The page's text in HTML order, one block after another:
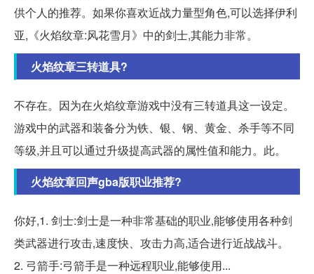
供个人的推荐。如果你喜欢近战力量型角色,可以选择伊利
亚,《火焰纹章:风花雪月》中的剑士,其能力非常。
火焰纹章三转道具?
不存在。因为在火焰纹章游戏中没有三转道具这一设定。
游戏中的武器和装备分为铁、银、钢、黄金、杀手等不同
等级,并且可以通过升级提高武器的属性值和能力。此。
火焰纹章回声gba版职业推荐?
你好,1. 剑士:剑士是一种非常基础的职业,能够使用各种剑
类武器进行攻击,速度快、攻击力高,适合进行近战战斗。
2. 弓箭手:弓箭手是一种远程职业,能够使用...